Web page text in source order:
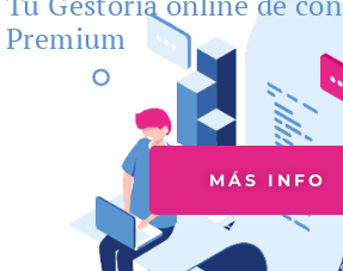
Premium
MÁS INFO